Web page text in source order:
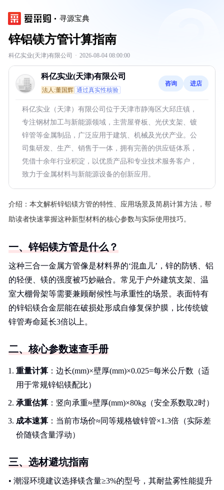
寻源宝典
锌铝镁方管计算指南
科亿实业(天津)有限公司 · 2026-08-04 08:00:00
科亿实业(天津)有限公司
法人:董国辉 通过真实性核验
咨询 进店
科亿实业（天津）有限公司位于天津市静海区大邱庄镇，
专注钢材加工与新能源领域，主营屋脊板、光伏支架、镀
锌管等金属制品，广泛应用于建筑、机械及光伏产业。公
司集研发、生产、销售于一体，拥有完善的供应链体系，
凭借十余年行业积淀，以优质产品和专业技术服务客户，
致力于金属材料与新能源设备的创新应用。
介绍： 本文解析锌铝镁方管的特性、应用场景及简易计算方法，帮
助读者快速掌握这种新型材料的核心参数与实际使用技巧。
一、锌铝镁方管是什么？
这种三合一金属方管像是材料界的‘混血儿’，锌的防锈、铝
的轻便、镁的强度被巧妙融合。常见于户外建筑支架、温
室大棚骨架等需要兼顾耐候性与承重性的场景。表面特有
的锌铝镁合金层能在破损处形成自修复保护膜，比传统镀
锌管寿命延长3倍以上。
二、核心参数速查手册
重量计算 ：边长(mm)×壁厚(mm)×0.025=每米公斤数（适
用于常规锌铝镁配比）
承重估算 ：竖向承重≈壁厚(mm)×80kg（安全系数取2时）
成本速算 ：当前市场价≈同等规格镀锌管×1.3倍（实际差
价随镁含量浮动）
三、选材避坑指南
• 潮湿环境建议选择镁含量≥3%的型号，其耐盐雾性能提升